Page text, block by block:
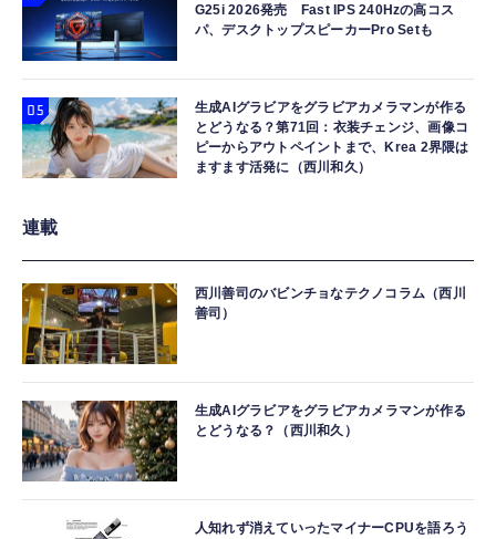
G25i 2026発売 Fast IPS 240Hzの高コス
パ、デスクトップスピーカーPro Setも
生成AIグラビアをグラビアカメラマンが作る
とどうなる？第71回：衣装チェンジ、画像コ
ピーからアウトペイントまで、Krea 2界隈は
ますます活発に（西川和久）
連載
西川善司のバビンチョなテクノコラム（西川
善司）
生成AIグラビアをグラビアカメラマンが作る
とどうなる？（西川和久）
人知れず消えていったマイナーCPUを語ろう